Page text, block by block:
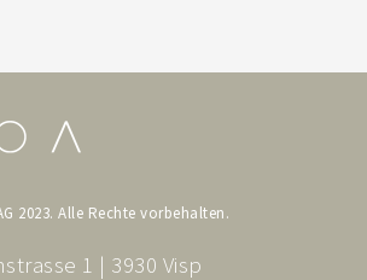
2023. Alle Rechte vorbehalten.
1 | 3930 Visp